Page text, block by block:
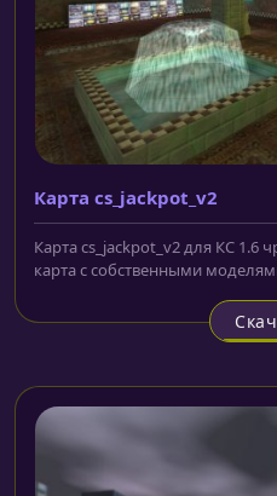
Карта cs_jackpot_v2
Карта cs_jackpot_v2 для КС 1.6
карта с собственными